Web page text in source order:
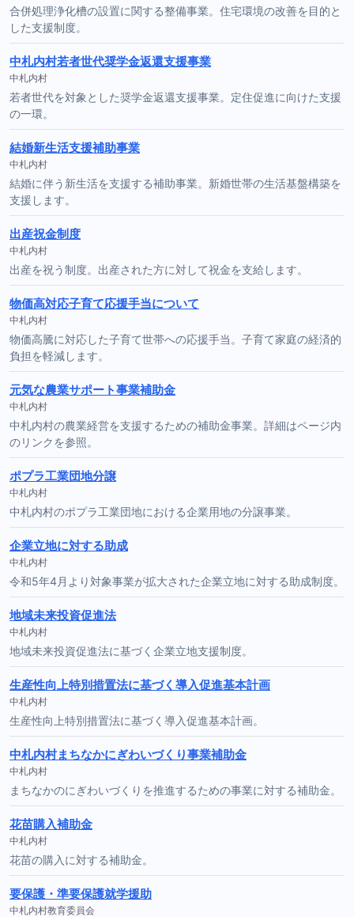
合併処理浄化槽の設置に関する整備事業。住宅環境の改善を目的と
した支援制度。
中札内村若者世代奨学金返還支援事業
中札内村
若者世代を対象とした奨学金返還支援事業。定住促進に向けた支援
の一環。
結婚新生活支援補助事業
中札内村
結婚に伴う新生活を支援する補助事業。新婚世帯の生活基盤構築を
支援します。
出産祝金制度
中札内村
出産を祝う制度。出産された方に対して祝金を支給します。
物価高対応子育て応援手当について
中札内村
物価高騰に対応した子育て世帯への応援手当。子育て家庭の経済的
負担を軽減します。
元気な農業サポート事業補助金
中札内村
中札内村の農業経営を支援するための補助金事業。詳細はページ内
のリンクを参照。
ポプラ工業団地分譲
中札内村
中札内村のポプラ工業団地における企業用地の分譲事業。
企業立地に対する助成
中札内村
令和5年4月より対象事業が拡大された企業立地に対する助成制度。
地域未来投資促進法
中札内村
地域未来投資促進法に基づく企業立地支援制度。
生産性向上特別措置法に基づく導入促進基本計画
中札内村
生産性向上特別措置法に基づく導入促進基本計画。
中札内村まちなかにぎわいづくり事業補助金
中札内村
まちなかのにぎわいづくりを推進するための事業に対する補助金。
花苗購入補助金
中札内村
花苗の購入に対する補助金。
要保護・準要保護就学援助
中札内村教育委員会